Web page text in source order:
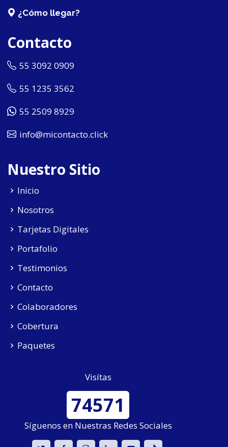
¿Cómo llegar?
Contacto
55 3092 0909
55 1235 3562
55 2509 8929
info@micontacto.click
Nuestro Sitio
Inicio
Nosotros
Tarjetas Digitales
Portafolio
Testimonios
Contacto
Colaboradores
Cobertura
Paquetes
Visítas
74571
Síguenos en Nuestras Redes Sociales